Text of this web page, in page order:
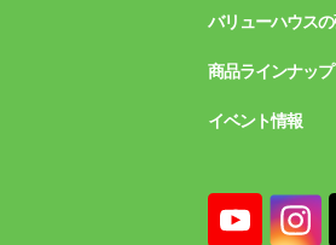
バリューハウス
商品ラインナップ
イベント情報